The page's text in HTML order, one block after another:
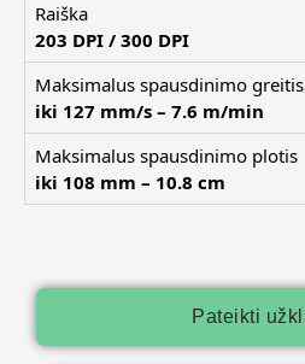
Raiška
203 DPI / 300 DPI
Maksimalus spausdinimo greitis
iki 127 mm/s – 7.6 m/min
Maksimalus spausdinimo plotis
iki 108 mm – 10.8 cm
Pateikti